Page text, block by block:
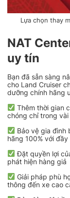
Lựa chọn thay
NAT
uy tín
Bạn đã sẵn sàng
cho Land Cruiser
dưỡng chính hãng
Thêm thời gian
chóng chỉ trong vài
Bảo vệ gia đình
hãng 100% với
Đặt quyền lợi
phát hiện hàng giả
Giải pháp phù
thông đến xe cao